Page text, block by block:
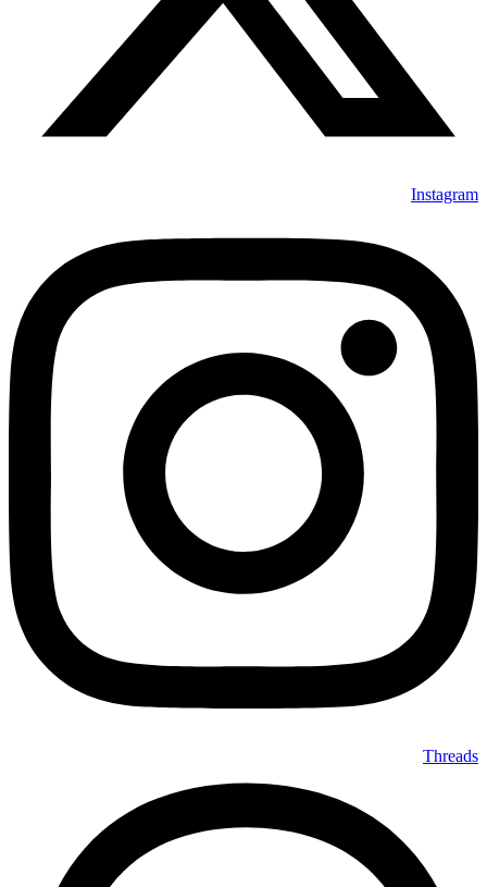
Instagram
Threads